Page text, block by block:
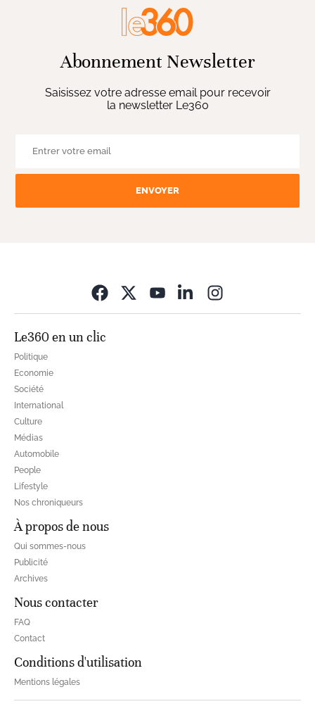
Abonnement Newsletter
Saisissez votre adresse email pour recevoir
la newsletter Le360
ENVOYER
Le360 en un clic
Politique
Economie
Société
International
Culture
Médias
Automobile
People
Lifestyle
Nos chroniqueurs
À propos de nous
Qui sommes-nous
Publicité
Archives
Nous contacter
FAQ
Contact
Conditions d'utilisation
Mentions légales